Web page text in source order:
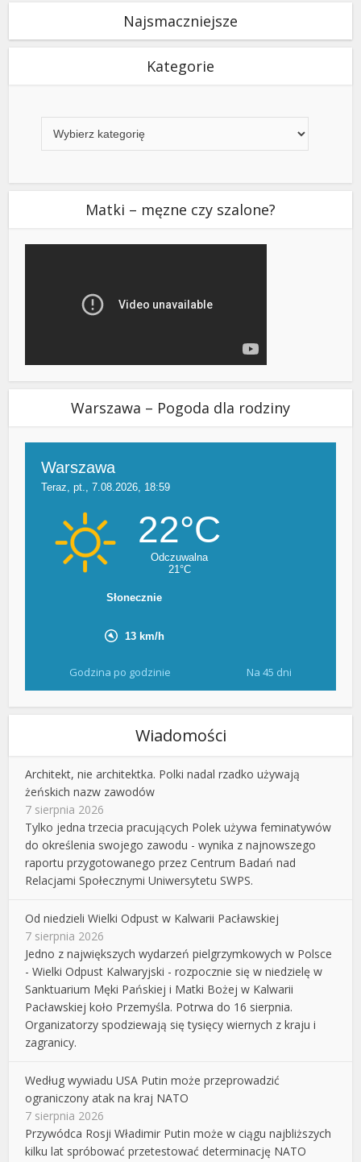
Najsmaczniejsze
Kategorie
Matki – męzne czy szalone?
Warszawa – Pogoda dla rodziny
Godzina po godzinie Na 45 dni
Wiadomości
Architekt, nie architektka. Polki nadal rzadko używają
żeńskich nazw zawodów
7 sierpnia 2026
Tylko jedna trzecia pracujących Polek używa feminatywów
do określenia swojego zawodu - wynika z najnowszego
raportu przygotowanego przez Centrum Badań nad
Relacjami Społecznymi Uniwersytetu SWPS.
Od niedzieli Wielki Odpust w Kalwarii Pacławskiej
7 sierpnia 2026
Jedno z największych wydarzeń pielgrzymkowych w Polsce
- Wielki Odpust Kalwaryjski - rozpocznie się w niedzielę w
Sanktuarium Męki Pańskiej i Matki Bożej w Kalwarii
Pacławskiej koło Przemyśla. Potrwa do 16 sierpnia.
Organizatorzy spodziewają się tysięcy wiernych z kraju i
zagranicy.
Według wywiadu USA Putin może przeprowadzić
ograniczony atak na kraj NATO
7 sierpnia 2026
Przywódca Rosji Władimir Putin może w ciągu najbliższych
kilku lat spróbować przetestować determinację NATO